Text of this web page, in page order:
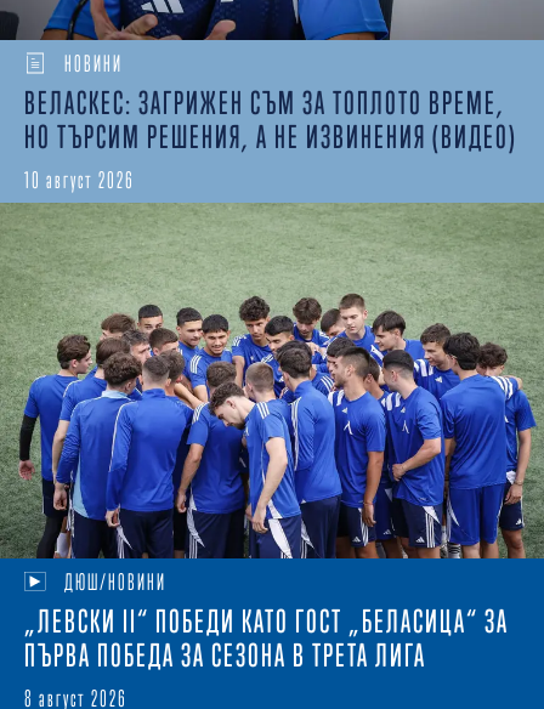
НОВИНИ
ВЕЛАСКЕС: ЗАГРИЖЕН СЪМ ЗА ТОПЛОТО ВРЕМЕ,
НО ТЪРСИМ РЕШЕНИЯ, А НЕ ИЗВИНЕНИЯ (ВИДЕО)
10 август 2026
ДЮШ/НОВИНИ
„ЛЕВСКИ II“ ПОБЕДИ КАТО ГОСТ „БЕЛАСИЦА“ ЗА
ПЪРВА ПОБЕДА ЗА СЕЗОНА В ТРЕТА ЛИГА
8 август 2026